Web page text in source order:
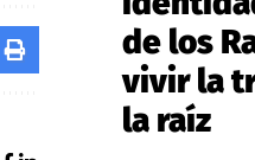
de los
vivir la
la raíz